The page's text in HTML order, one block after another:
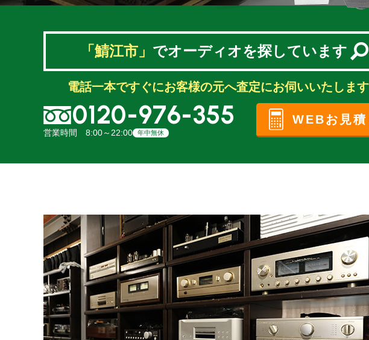
「鯖江市」 でオーディオを探しています
電話一本ですぐにお客様の元へ査定にお伺いいたします
0120-976-355
営業時間 8:00～22:00 年中無休
WEBお見積